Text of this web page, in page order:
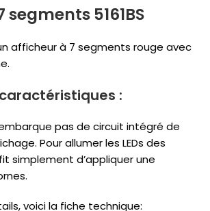
5161BS
afficheur à 7 segments rouge avec
:
pas de circuit intégré de
Pour allumer les LEDs des
simplement d’appliquer une
voici la fiche technique: